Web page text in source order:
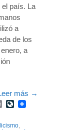
país. La
a
de los
a
más →
PrintLiveJournal